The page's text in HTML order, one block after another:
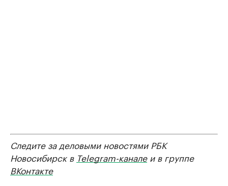
Следите за деловыми новостями РБК
Новосибирск в Telegram-каналеи в группе
ВКонтакте